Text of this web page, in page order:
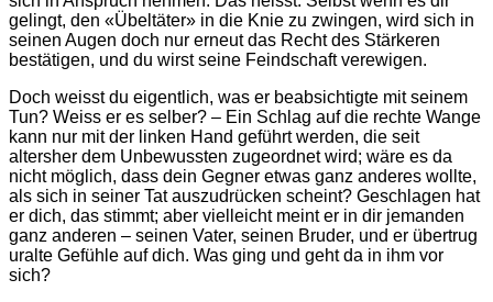
gelingt, den «Übeltäter» in die Knie zu zwingen, wird sich in
seinen Augen doch nur erneut das Recht des Stärkeren
bestätigen, und du wirst seine Feindschaft verewigen.
Doch weisst du eigentlich, was er beabsichtigte mit seinem
Tun? Weiss er es selber? – Ein Schlag auf die rechte Wange
kann nur mit der linken Hand geführt werden, die seit
altersher dem Unbewussten zugeordnet wird; wäre es da
nicht möglich, dass dein Gegner etwas ganz anderes wollte,
als sich in seiner Tat auszudrücken scheint? Geschlagen hat
er dich, das stimmt; aber vielleicht meint er in dir jemanden
ganz anderen – seinen Vater, seinen Bruder, und er übertrug
uralte Gefühle auf dich. Was ging und geht da in ihm vor
sich?